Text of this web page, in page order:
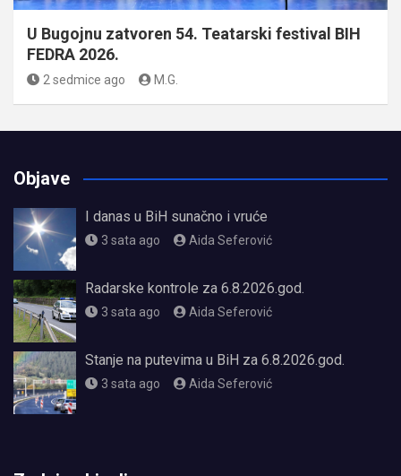
U Bugojnu zatvoren 54. Teatarski festival BIH
FEDRA 2026.
2 sedmice ago M.G.
Objave
I danas u BiH sunačno i vruće
3 sata ago Aida Seferović
Radarske kontrole za 6.8.2026.god.
3 sata ago Aida Seferović
Stanje na putevima u BiH za 6.8.2026.god.
3 sata ago Aida Seferović